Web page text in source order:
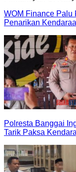
WOM Finance Palu
Penarikan
Polresta Banggai
Tarik Paksa